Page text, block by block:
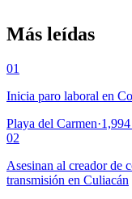
Más leídas
01
Inicia paro laboral en
Playa del Carmen·1,994
02
Asesinan al creador de
transmisión en Culiacán